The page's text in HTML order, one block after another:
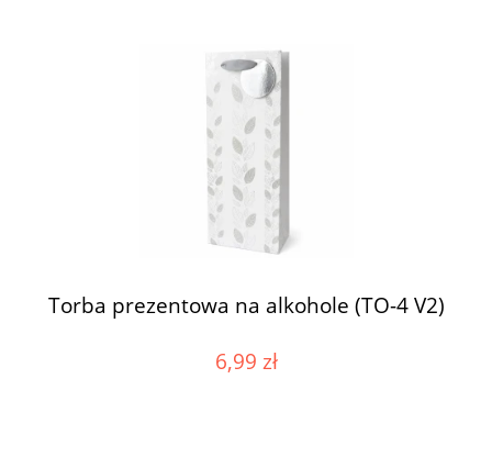
Torba prezentowa na alkohole (TO-4 V2)
6,99 zł